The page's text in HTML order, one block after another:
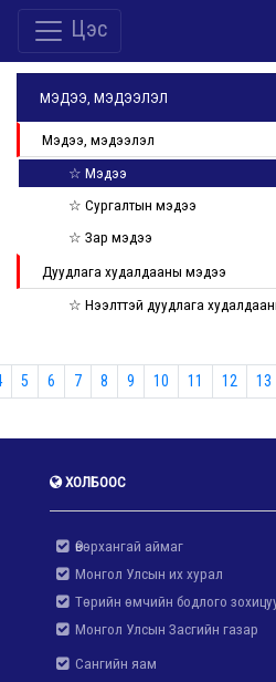
Цэс
МЭДЭЭ, МЭДЭЭЛЭЛ
Мэдээ, мэдээлэл
☆ Мэдээ
☆ Сургалтын мэдээ
☆ Зар мэдээ
Дуудлага худалдааны мэдээ
☆ Нээлттэй дуудлага
5 6 7 8 9 10 11 12 13
ХОЛБООС
Өвөрхангай аймаг
Монгол Улсын их хурал
Төрийн өмчийн бодлого
Монгол Улсын Засгийн газар
Сангийн яам